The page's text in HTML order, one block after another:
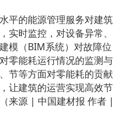
平的能源管理服务对建筑
实时监控，对设备异常、
模（BIM系统）对故障位
零能耗运行情况的监测与
节等方面对零能耗的贡献
让建筑的运营实现高效节
来源 | 中国建材报 作者 |